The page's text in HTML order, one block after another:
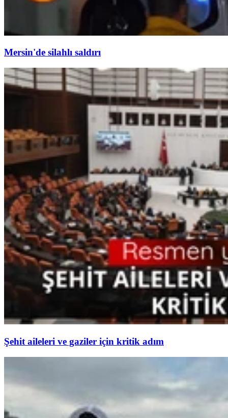
Mersin'de silahlı saldırı
Şehit aileleri ve gaziler için kritik adım